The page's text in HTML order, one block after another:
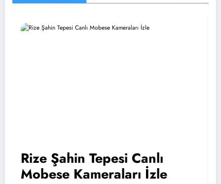
Rize Şahin Tepesi Canlı
Mobese Kameraları İzle